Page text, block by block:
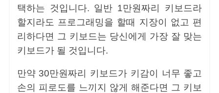
택하는 것입니다. 일반 1만원짜리 키보드라
할지라도 프로그래밍을 할때 지장이 없고 편
리하다면 그 키보드는 당신에게 가장 잘 맞는
키보드가 될 것입니다.
만약 30만원짜리 키보드가 키감이 너무 좋고
손의 피로도를 느끼지 않게 해준다면 그 키보